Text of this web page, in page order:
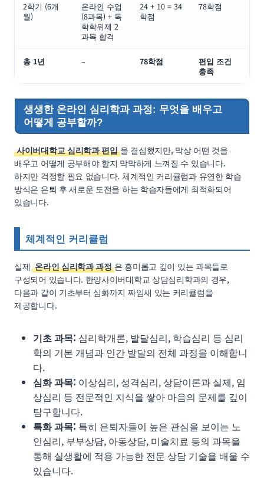
2학기 (6개
월)
온라인 수업
(8과목) + 독
학학위제 2
과목 합격
24 + 10 = 34
학점
78학점
총 1년 – 78학점
편입 조건
충족
생생한 온라인 심리학과 과정: 무엇을 배우고
어떻게 공부할까?
사이버대학교 심리학과 편입 을 결심했지만, 막상 어떤 것을
배우고 어떻게 공부해야 할지 막막하게 느껴질 수 있습니다.
하지만 걱정할 필요 없습니다. 체계적인 커리큘럼과 유연한 학습
방식은 은퇴 후 새로운 도전을 하는 학습자들에게 최적화되어
있습니다.
체계적인 커리큘럼
실제 온라인 심리학과 과정 은 흥미롭고 깊이 있는 과목들로
구성되어 있습니다. 한양사이버대학교 상담심리학과의 경우,
다음과 같이 기초부터 심화까지 짜임새 있는 커리큘럼을
제공합니다.
기초 과목: 심리학개론, 발달심리, 학습심리 등 심리
학의 기본 개념과 인간 발달의 전체 과정을 이해합니
다.
심화 과목: 이상심리, 성격심리, 상담이론과 실제, 임
상심리 등 전문적인 지식을 쌓아 마음의 문제를 깊이
탐구합니다.
특화 과목: 특히 은퇴자들이 높은 관심을 보이는 노
인심리, 부부상담, 아동상담, 미술치료 등의 과목을
통해 실생활에 적용 가능한 전문 상담 기술을 배울 수
있습니다.